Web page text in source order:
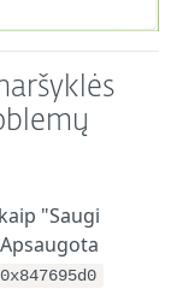
"Saugi
0x847695d0